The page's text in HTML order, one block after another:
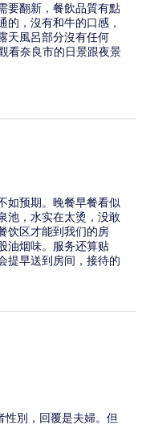
要翻新，餐飲品質有點
的，沒有和牛的口感，
天風呂部分沒有任何
看奈良市的日景跟夜景
如预期。晚餐早餐看似
池，水实在太烫，没敢
饮区才能到我们的房
油烟味。服务还算贴
提早送到房间，接待的
。但退房时，自己推
的位置在半山腰，酒
性別，回覆是夫婦。但